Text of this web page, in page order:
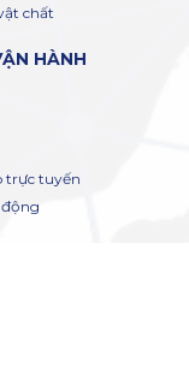
chất
HÀNH
trực tuyến